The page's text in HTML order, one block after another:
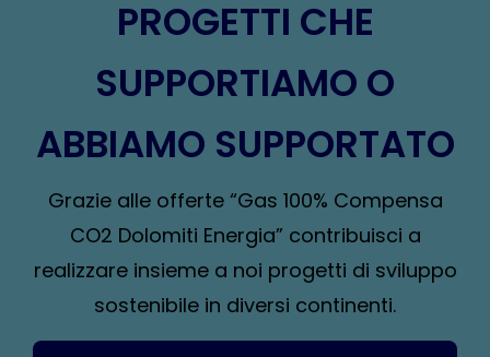
PROGETTI CHE
SUPPORTIAMO O
ABBIAMO SUPPORTATO
Grazie alle offerte “Gas 100% Compensa
CO2 Dolomiti Energia” contribuisci a
realizzare insieme a noi progetti di sviluppo
sostenibile in diversi continenti.